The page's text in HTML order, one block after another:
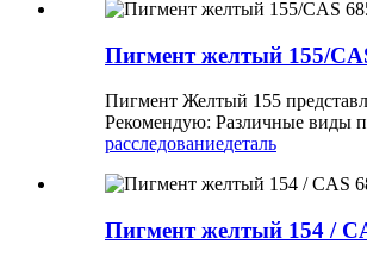
Пигмент желтый 155/
Пигмент Желтый 155
Рекомендую: Различные виды
расследованиедеталь
Пигмент желтый 154 /